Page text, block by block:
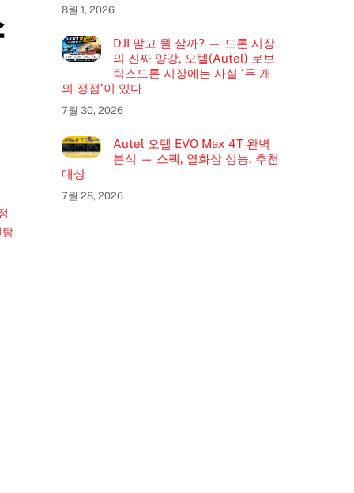
탐
8월 1, 2026
DJI 말고 뭘 살까? — 드론 시장
의 진짜 양강, 오텔(Autel) 로보
틱스드론 시장에는 사실 ‘두 개
의 정점’이 있다
7월 30, 2026
Autel 오텔 EVO Max 4T 완벽
분석 — 스펙, 열화상 성능, 추천
대상
7월 28, 2026